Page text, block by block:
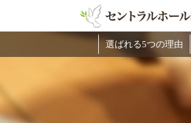
選ばれる5つの理由